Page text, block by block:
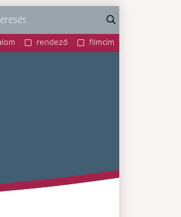
rendező filmcím
keresés